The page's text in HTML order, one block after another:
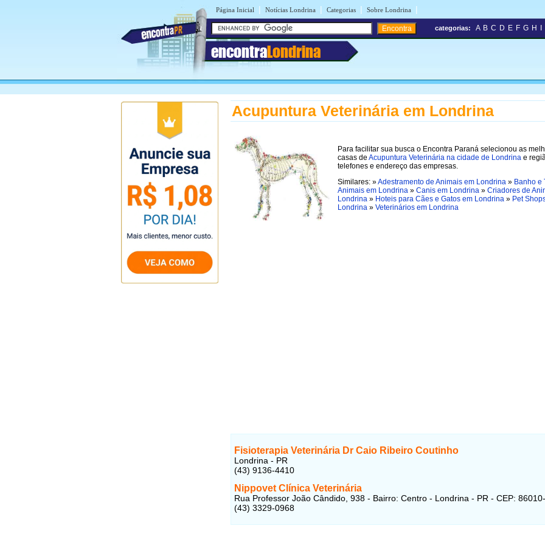
Página Inicial | Notícias Londrina | Categorias | Sobre Londrina |
encontraLondrina
categorias: A B C D E F G H
Acupuntura Veterinária em Londrina
Para facilitar sua busca o Encontra Paraná selecionou as
casas de Acupuntura Veterinária na cidade de Londrina e
telefones e endereço das empresas.
Similares: »Adestramento de Animais em Londrina » Banho e
Animais em Londrina » Canis em Londrina » Criadores de
Londrina » Hoteis para Cães e Gatos em Londrina » Pet
Londrina » Veterinários em Londrina
Fisioterapia Veterinária Dr Caio Ribeiro Coutinho
Londrina - PR
(43) 9136-4410
Nippovet Clínica Veterinária
Rua Professor João Cândido, 938 - Bairro: Centro - Londrina - PR - CEP:
(43) 3329-0968